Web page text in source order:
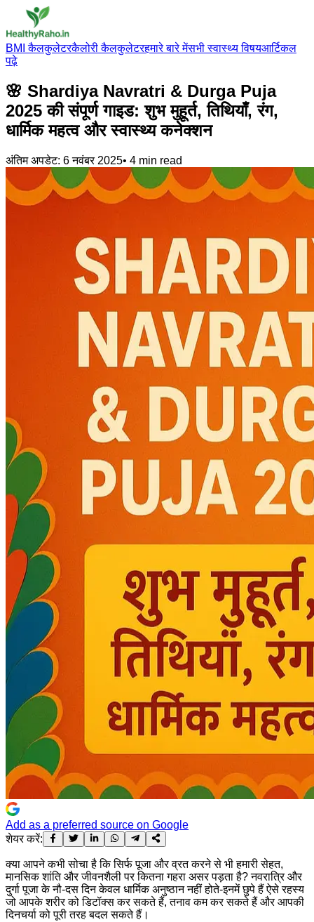
BMI कैलकुलेटरकैलोरी कैलकुलेटरहमारे बारे मेंसभी स्वास्थ्य विषयआर्टिकल
पढ़े
🌸 Shardiya Navratri & Durga Puja
2025 की संपूर्ण गाइड: शुभ मुहूर्त, तिथियाँ, रंग,
धार्मिक महत्व और स्वास्थ्य कनेक्शन
अंतिम अपडेट: 6 नवंबर 2025• 4 min read
Add as a preferred source on Google
शेयर करें:
क्या आपने कभी सोचा है कि सिर्फ पूजा और व्रत करने से भी हमारी सेहत,
मानसिक शांति और जीवनशैली पर कितना गहरा असर पड़ता है? नवरात्रि और
दुर्गा पूजा के नौ-दस दिन केवल धार्मिक अनुष्ठान नहीं होते-इनमें छुपे हैं ऐसे रहस्य
जो आपके शरीर को डिटॉक्स कर सकते हैं, तनाव कम कर सकते हैं और आपकी
दिनचर्या को पूरी तरह बदल सकते हैं।